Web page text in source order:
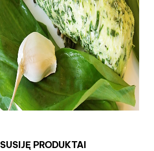
SUSIJĘ PRODUKTAI